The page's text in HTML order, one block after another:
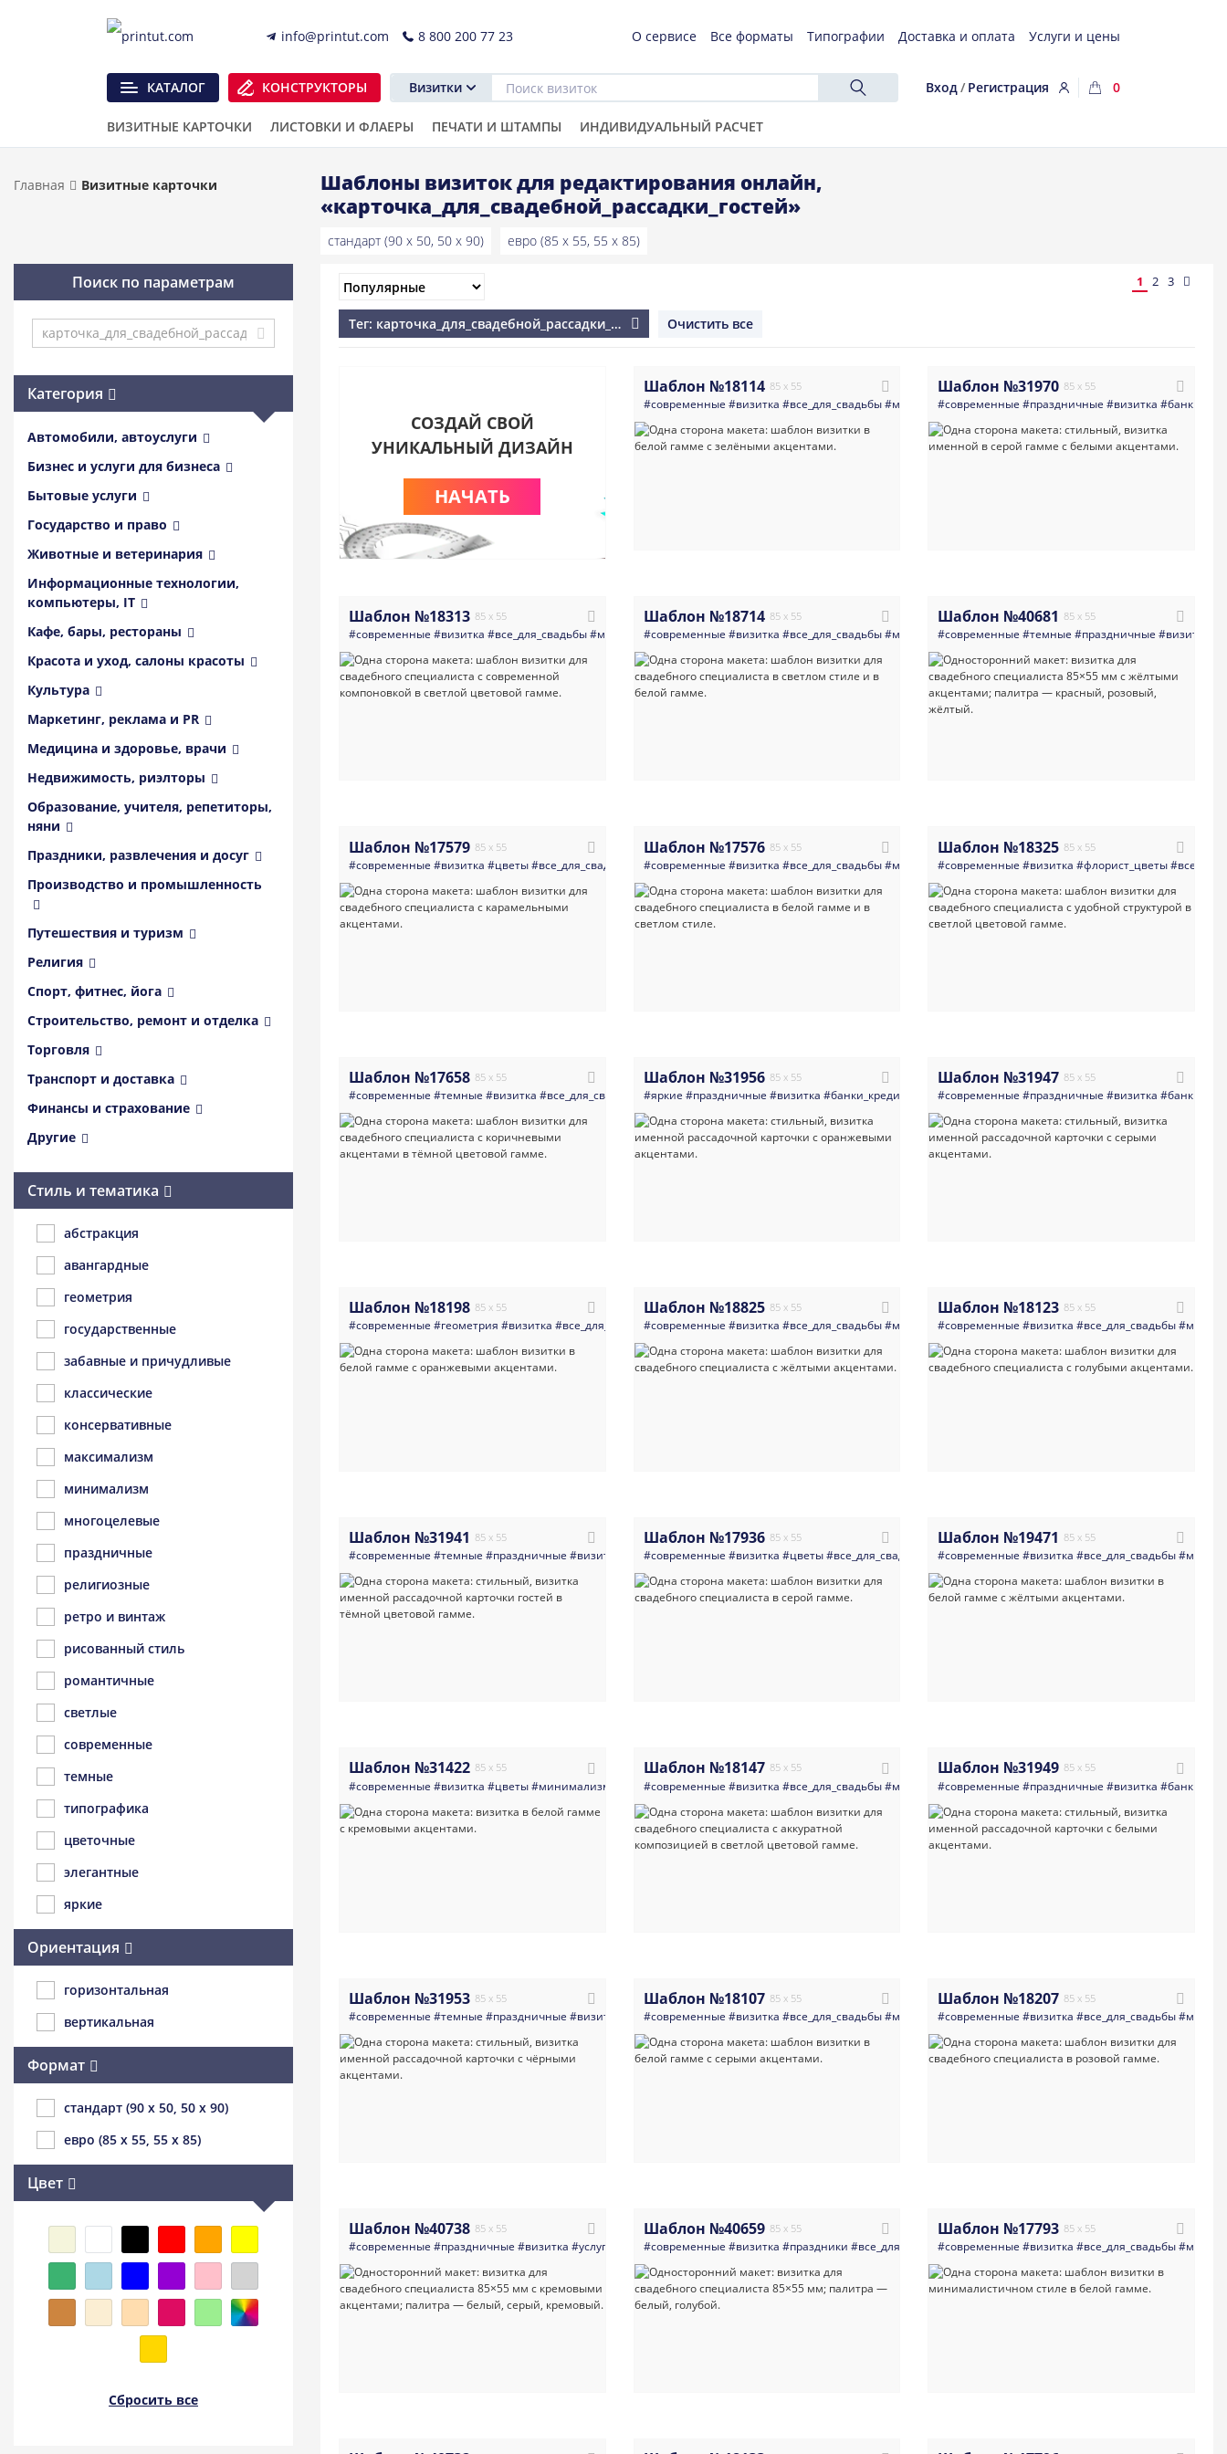
info@printut.com 8 800 200 77 23 О сервисе Все форматы Типографии Доставка и оплата Услуги и цены
КАТАЛОГ КОНСТРУКТОРЫ Визитки Вход/ Регистрация 0
ВИЗИТНЫЕ КАРТОЧКИ ЛИСТОВКИ И ФЛАЕРЫ ПЕЧАТИ И ШТАМПЫ ИНДИВИДУАЛЬНЫЙ РАСЧЕТ
Главная Визитные карточки
Шаблоны визиток для редактирования онлайн,
«карточка_для_свадебной_рассадки_гостей»
стандарт (90 x 50, 50 x 90) евро (85 x 55, 55 x 85)
Поиск по параметрам
Категория
Автомобили, автоуслуги
Бизнес и услуги для бизнеса
Бытовые услуги
Государство и право
Животные и ветеринария
Информационные технологии,
компьютеры, IT
Кафе, бары, рестораны
Красота и уход, салоны красоты
Культура
Маркетинг, реклама и PR
Медицина и здоровье, врачи
Недвижимость, риэлторы
Образование, учителя, репетиторы,
няни
Праздники, развлечения и досуг
Производство и промышленность
Путешествия и туризм
Религия
Спорт, фитнес, йога
Строительство, ремонт и отделка
Торговля
Транспорт и доставка
Финансы и страхование
Другие
Стиль и тематика
абстракция
авангардные
геометрия
государственные
забавные и причудливые
классические
консервативные
максимализм
минимализм
многоцелевые
праздничные
религиозные
ретро и винтаж
рисованный стиль
романтичные
светлые
современные
темные
типографика
цветочные
элегантные
яркие
Ориентация
горизонтальная
вертикальная
Формат
стандарт (90 x 50, 50 x 90)
евро (85 x 55, 55 x 85)
Цвет
Сбросить все
1 2 3
Тег: карточка_для_свадебной_рассадки_гостей Очистить все
СОЗДАЙ СВОЙ
УНИКАЛЬНЫЙ ДИЗАЙН
НАЧАТЬ
Шаблон №18114 85 x 55
#современные #визитка #все_для_свадьбы#минимализм #листья #свадьба #светлые#зелень#карты
Шаблон №31970 85 x 55
#современные #праздничные #визитка
Шаблон №18313 85 x 55
#современные #визитка #все_для_свадьбы#минимализм#свадьба #светлые #цветок #карты#светлая_визитка#визитная_карточка#современная_визитка
Шаблон №18714 85 x 55
#современные #визитка #все_для_свадьбы#минимализм #свадьба #светлые #блеск#мрамор#карты
Шаблон №40681 85 x 55
#современные #темные #праздничные #визитка
Шаблон №17579 85 x 55
#современные #визитка #цветы#все_для_свадьбы #минимализм#свадьба#светлые #золото#зелень #светлая_визитка #визитная_карточка
Шаблон №17576 85 x 55
#современные #визитка #все_для_свадьбы#минимализм #свадьба #светлые #золото#карты
Шаблон №18325 85 x 55
#современные #визитка #флорист_цветы
Шаблон №17658 85 x 55
#современные #темные #визитка #все_для_свадьбы #минимализм #темная_визитка #свадьба#светлые #карты#визитная_карточка #современная_визитка
Шаблон №31956 85 x 55
#яркие #праздничные #визитка #банки_кредитные_организации#свадьба#светлые#золото
Шаблон №31947 85 x 55
#современные #праздничные #визитка
Шаблон №18198 85 x 55
#современные #геометрия #визитка #все_для_свадьбы#минимализм #свадьба #светлые#карты#светлая_визитка#визитная_карточка
Шаблон №18825 85 x 55
#современные #визитка #все_для_свадьбы#минимализм #свадьба #светлые #карты#акварельные
Шаблон №18123 85 x 55
#современные #визитка #все_для_свадьбы
Шаблон №31941 85 x 55
#современные #темные #праздничные #визитка #банки_кредитные_организации#свадьба#день_рождения #день #приглашение_на_юбилей#юбилей
Шаблон №17936 85 x 55
#современные #визитка #цветы#все_для_свадьбы #минимализм#свадьба#светлые#карты
Шаблон №19471 85 x 55
#современные #визитка #все_для_свадьбы
Шаблон №31422 85 x 55
#современные #визитка #цветы#минимализм #свадьба#светлые#карты#рассадка#рассадка_гостей #рассадочные_карточки#гостевая_рассадка
Шаблон №18147 85 x 55
#современные #визитка #все_для_свадьбы#минимализм #свадьба #светлые #карты #светлая_визитка
Шаблон №31949 85 x 55
#современные #праздничные #визитка
Шаблон №31953 85 x 55
#современные #темные #праздничные #визитка #банки_кредитные_организации #свадьба #день_рождения #день #приглашение_на_юбилей#юбилей
Шаблон №18107 85 x 55
#современные #визитка #все_для_свадьбы#минимализм #свадьба #светлые #нежный #карты
Шаблон №18207 85 x 55
#современные #визитка #все_для_свадьбы
Шаблон №40738 85 x 55
#современные #праздничные #визитка #услуги_для_бизнеса #все_для_свадьбы#минимализм#свадьба #светлые#зима #карты #рассадка_гостей
Шаблон №40659 85 x 55
#современные #визитка #праздники #все_для_свадьбы#минимализм#свадьба#многоцелевые
Шаблон №17793 85 x 55
#современные #визитка #все_для_свадьбы